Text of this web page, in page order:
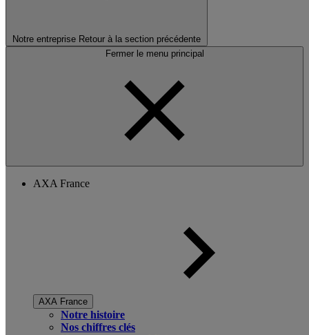
Notre entreprise Retour à la section précédente
Fermer le menu principal
AXA France
AXA France
Notre histoire
Nos chiffres clés